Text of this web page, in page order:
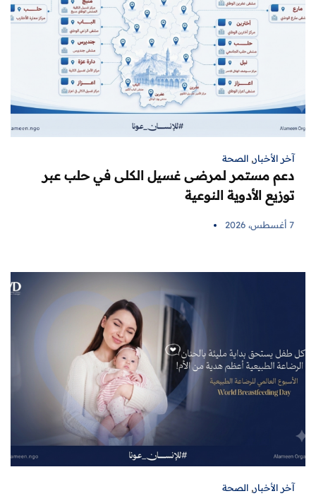
آخر الأخبار, الصحة
دعم مستمر لمرضى غسيل الكلى في حلب عبر
توزيع الأدوية النوعية
7 أغسطس، 2026
آخر الأخبار, الصحة